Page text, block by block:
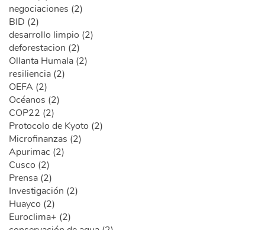
negociaciones (2)
BID (2)
desarrollo limpio (2)
deforestacion (2)
Ollanta Humala (2)
resiliencia (2)
OEFA (2)
Océanos (2)
COP22 (2)
Protocolo de Kyoto (2)
Microfinanzas (2)
Apurimac (2)
Cusco (2)
Prensa (2)
Investigación (2)
Huayco (2)
Euroclima+ (2)